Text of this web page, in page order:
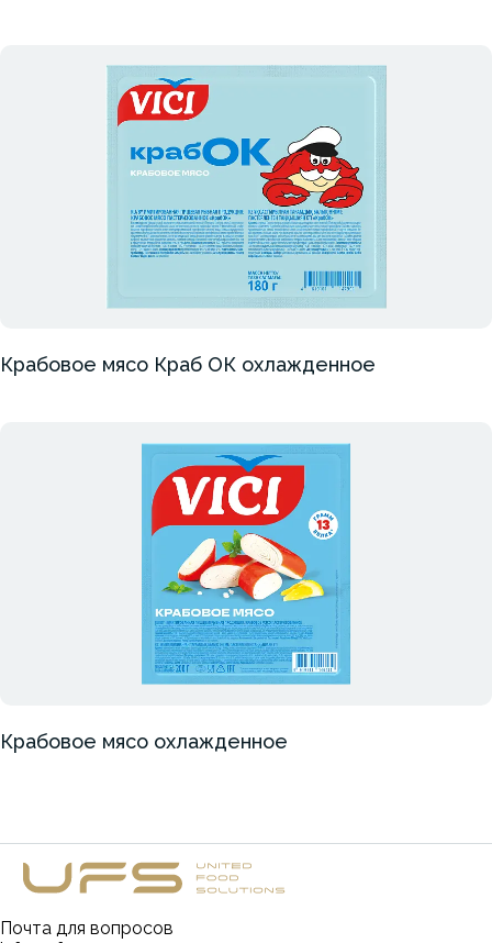
Крабовое мясо Краб ОК охлажденное
Крабовое мясо охлажденное
Почта для вопросов